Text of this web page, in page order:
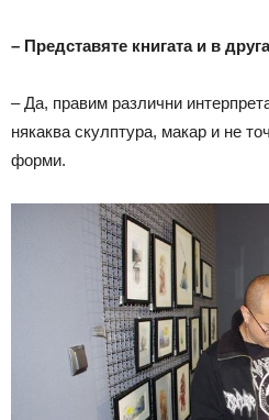
– Представяте книгата и в
– Да, правим различни
някаква скулптура, макар и не
форми.